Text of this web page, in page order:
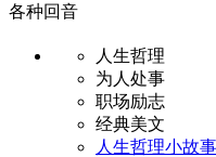
各种回音
人生哲理
为人处事
职场励志
经典美文
人生哲理小故